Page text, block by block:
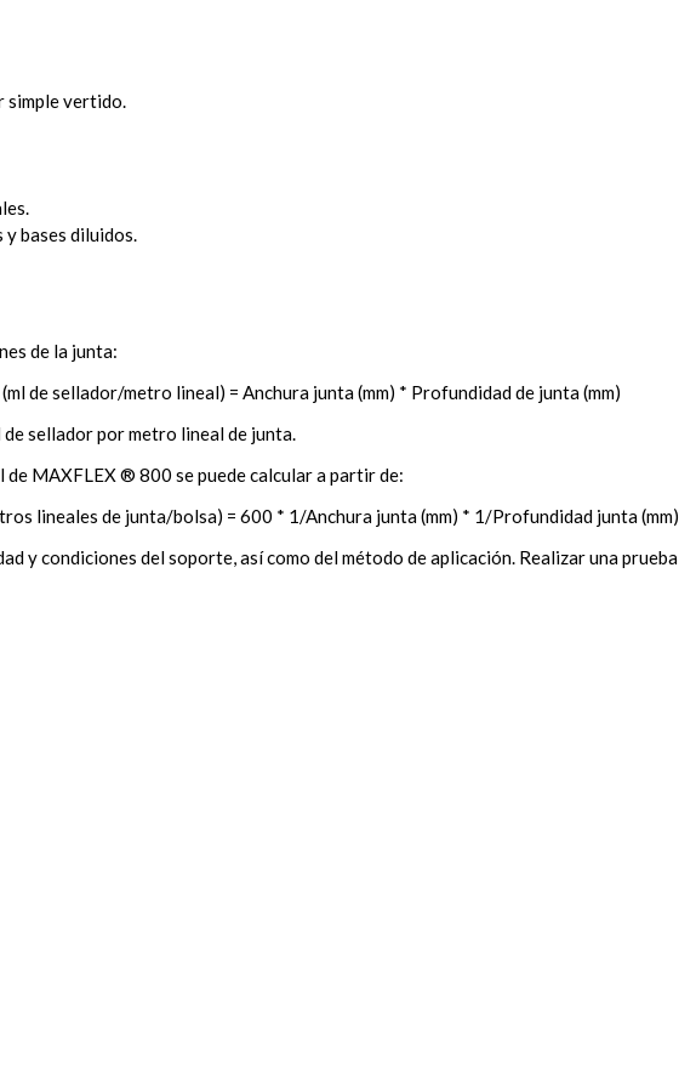
simple vertido.
bases diluidos.
de la junta:
de sellador/metro lineal) = Anchura junta (mm) * Profundidad de junta (mm)
de sellador por metro lineal de junta.
MAXFLEX ® 800 se puede calcular a partir de:
lineales de junta/bolsa) = 600 * 1/Anchura junta (mm) * 1/Profundidad junta (mm)
y condiciones del soporte, así como del método de aplicación. Realizar una